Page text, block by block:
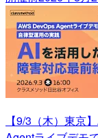
【9/3（木）東京